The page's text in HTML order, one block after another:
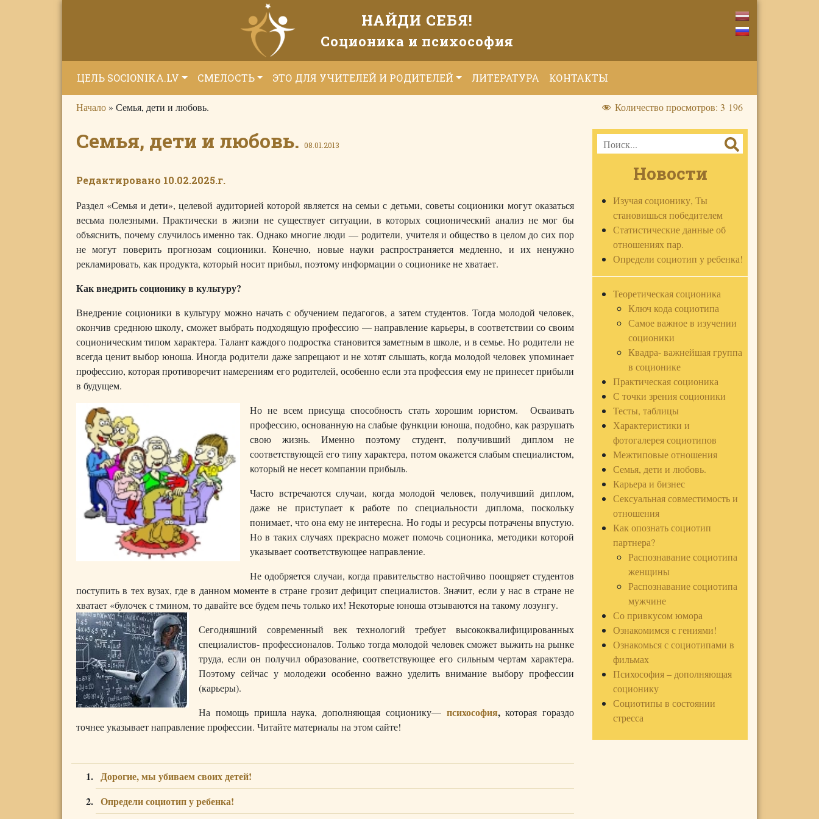
НАЙДИ СЕБЯ!
Соционика и психософия
ЦЕЛЬ SOCIONIKA.LV СМЕЛОСТЬ ЭТО ДЛЯ УЧИТЕЛЕЙ И РОДИТЕЛЕЙ ЛИТЕРАТУРА КОНТАКТЫ
Начало» Семья, дети и любовь. Количество просмотров: 3 196
Семья, дети и любовь. 08.01.2013
Редактировано 10.02.2025.г.
Раздел «Семья и дети», целевой аудиторией которой является на семьи с детьми, советы соционики могут оказаться
весьма полезными. Практически в жизни не существует ситуации, в которых соционический анализ не мог бы
объяснить, почему случилось именно так. Однако многие люди — родители, учителя и общество в целом до сих пор
не могут поверить прогнозам соционики. Конечно, новые науки распространяется медленно, и их ненужно
рекламировать, как продукта, который носит прибыл, поэтому информации о соционике не хватает.
Как внедрить соционику в культуру?
Внедрение соционики в культуру можно начать с обучением педагогов, а затем студентов. Тогда молодой человек,
окончив среднюю школу, сможет выбрать подходящую профессию — направление карьеры, в соответствии со своим
соционическим типом характера. Талант каждого подростка становится заметным в школе, и в семье. Но родители не
всегда ценит выбор юноша. Иногда родители даже запрещают и не хотят слышать, когда молодой человек упоминает
профессию, которая противоречит намерениям его родителей, особенно если эта профессия ему не принесет прибыли
в будущем.
Но не всем присуща способность стать хорошим юристом. Осваивать
профессию, основанную на слабые функции юноша, подобно, как разрушать
свою жизнь. Именно поэтому студент, получивший диплом не
соответствующей его типу характера, потом окажется слабым специалистом,
который не несет компании прибыль.
Часто встречаются случаи, когда молодой человек, получивший диплом,
даже не приступает к работе по специальности диплома, поскольку
понимает, что она ему не интересна. Но годы и ресурсы потрачены впустую.
Но в таких случаях прекрасно может помочь соционика, методики которой
указывает соответствующее направление.
Не одобряется случаи, когда правительство настойчиво поощряет студентов
поступить в тех вузах, где в данном моменте в стране грозит дефицит специалистов. Значит, если у нас в стране не
хватает «булочек с тмином, то давайте все будем печь только их! Некоторые юноша отзываются на такому лозунгу.
Сегодняшний современный век технологий требует высококвалифицированных
специалистов- профессионалов. Только тогда молодой человек сможет выжить на рынке
труда, если он получил образование, соответствующее его сильным чертам характера.
Поэтому сейчас у молодежи особенно важно уделить внимание выбору профессии
(карьеры).
На помощь пришла наука, дополняющая соционику— психософия,которая гораздо
точнее указывает направление профессии. Читайте материалы на этом сайте!
Дорогие, мы убиваем своих детей!
Определи социотип у ребенка!
Новости
Изучая соционику, Ты
становишься победителем
Статистические данные об
отношениях пар.
Определи социотип у ребенка!
Теоретическая соционика
Ключ кода социотипа
Самое важное в изучении
соционики
Квадра- важнейшая группа
в соционике
Практическая соционика
С точки зрения соционики
Тесты, таблицы
Характеристики и
фотогалерея социотипов
Межтиповые отношения
Семья, дети и любовь.
Карьера и бизнес
Сексуальная совместимость и
отношения
Как опознать социотип
партнера?
Распознавание социотипа
женщины
Распознавание социотипа
мужчине
Со привкусом юмора
Ознакомимся с гениями!
Ознакомься с социотипами в
фильмах
Психософия – дополняющая
соционику
Социотипы в состоянии
стресса